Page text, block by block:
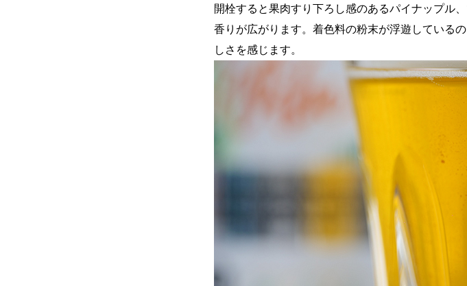
開栓すると果肉すり下ろし感のあるパイナップル
香りが広がります。着色料の粉末が浮遊している
しさを感じます。